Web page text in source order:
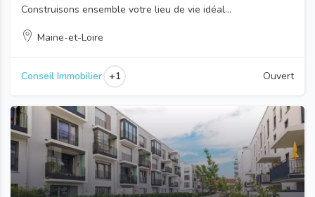
Construisons ensemble votre lieu de vie idéal…
Maine-et-Loire
Conseil Immobilier +1 Ouvert